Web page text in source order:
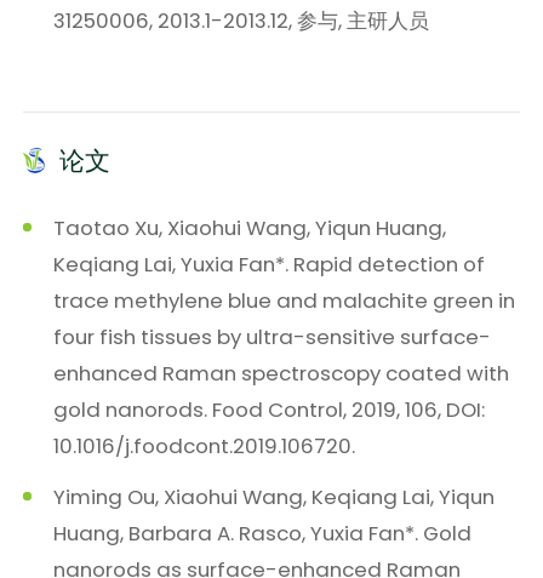
31250006, 2013.1-2013.12, 参与, 主研人员
论文
Taotao Xu, Xiaohui Wang, Yiqun Huang,
Keqiang Lai, Yuxia Fan*. Rapid detection of
trace methylene blue and malachite green in
four fish tissues by ultra-sensitive surface-
enhanced Raman spectroscopy coated with
gold nanorods. Food Control, 2019, 106, DOI:
10.1016/j.foodcont.2019.106720.
Yiming Ou, Xiaohui Wang, Keqiang Lai, Yiqun
Huang, Barbara A. Rasco, Yuxia Fan*. Gold
nanorods as surface-enhanced Raman